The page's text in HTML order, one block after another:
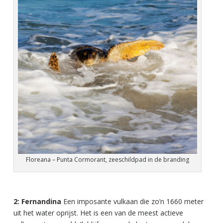
Floreana – Punta Cormorant, zeeschildpad in de branding
2: Fernandina Een imposante vulkaan die zo’n 1660 meter
uit het water oprijst. Het is een van de meest actieve